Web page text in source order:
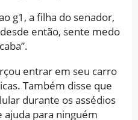
g1, a filha do senador,
então, sente medo
entrar em seu carro
Também disse que
durante os assédios
ajuda para ninguém